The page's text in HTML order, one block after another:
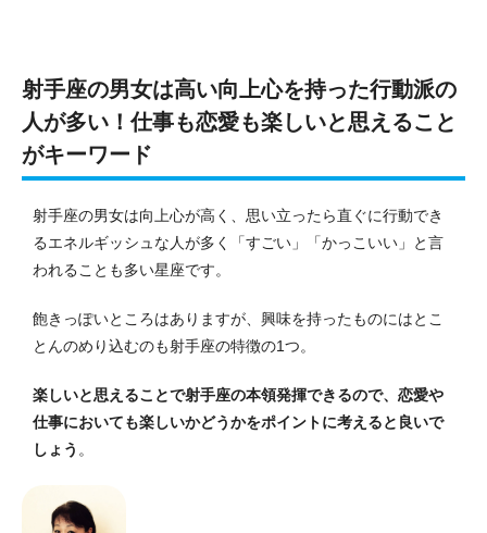
射手座の男女は高い向上心を持った行動派の
人が多い！仕事も恋愛も楽しいと思えること
がキーワード
射手座の男女は向上心が高く、思い立ったら直ぐに行動でき
るエネルギッシュな人が多く「すごい」「かっこいい」と言
われることも多い星座です。
飽きっぽいところはありますが、興味を持ったものにはとこ
とんのめり込むのも射手座の特徴の1つ。
楽しいと思えることで射手座の本領発揮できるので、恋愛や
仕事においても楽しいかどうかをポイントに考えると良いで
しょう 。